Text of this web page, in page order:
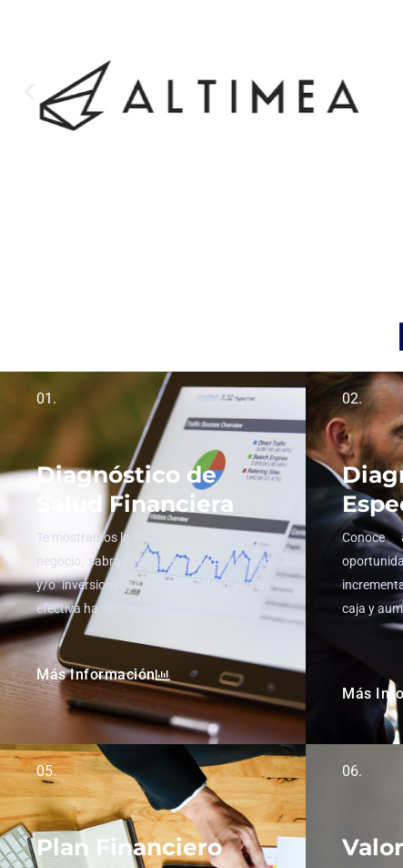
01.
Diagnóstico de
Salud Financiera
Te mostramos la realidad financiera de tu
negocio, sabrás como te ven los bancos
y/o inversionistas y conocerás que tan
efectiva ha sido la gestión de tu negocio.
Más Información
02.
caja y
Más
05.
Plan Financiero
06.